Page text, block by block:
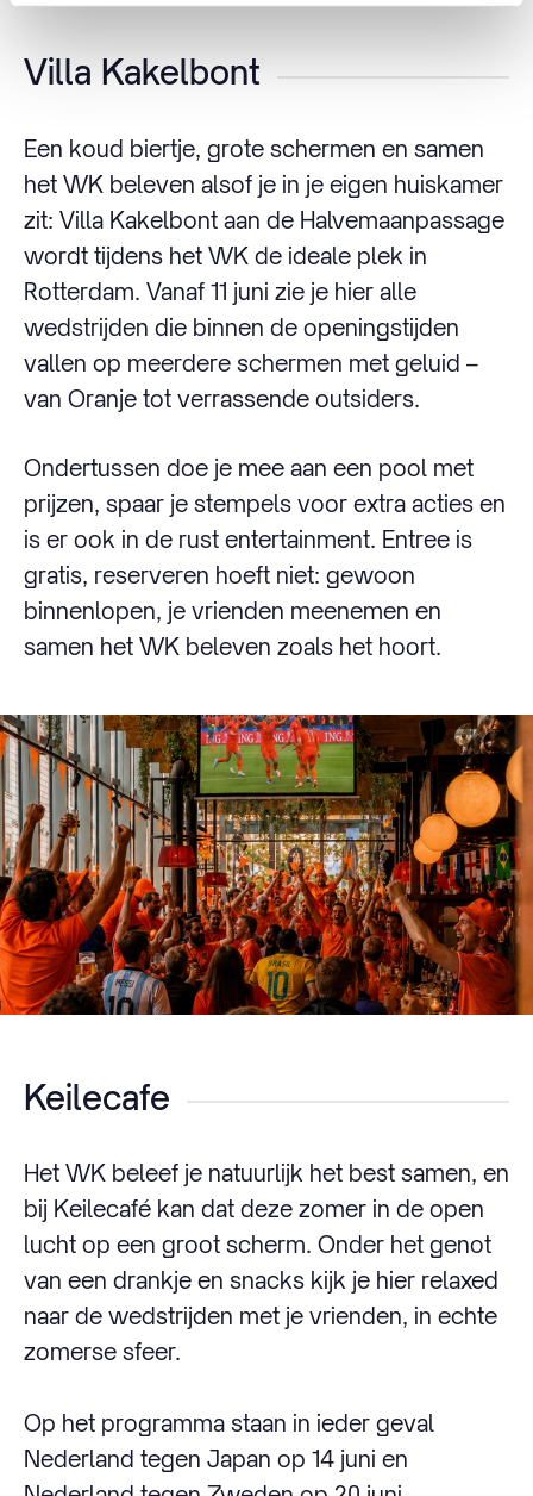
Villa Kakelbont
Een koud biertje, grote schermen en samen
het WK beleven alsof je in je eigen huiskamer
zit: Villa Kakelbont aan de Halvemaanpassage
wordt tijdens het WK de ideale plek in
Rotterdam. Vanaf 11 juni zie je hier alle
wedstrijden die binnen de openingstijden
vallen op meerdere schermen met geluid –
van Oranje tot verrassende outsiders.
Ondertussen doe je mee aan een pool met
prijzen, spaar je stempels voor extra acties en
is er ook in de rust entertainment. Entree is
gratis, reserveren hoeft niet: gewoon
binnenlopen, je vrienden meenemen en
samen het WK beleven zoals het hoort.
Keilecafe
Het WK beleef je natuurlijk het best samen, en
bij Keilecafé kan dat deze zomer in de open
lucht op een groot scherm. Onder het genot
van een drankje en snacks kijk je hier relaxed
naar de wedstrijden met je vrienden, in echte
zomerse sfeer.
Op het programma staan in ieder geval
Nederland tegen Japan op 14 juni en